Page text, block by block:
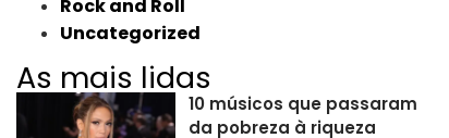
Rock and Roll
Uncategorized
As mais lidas
10 músicos que passaram
da pobreza à riqueza